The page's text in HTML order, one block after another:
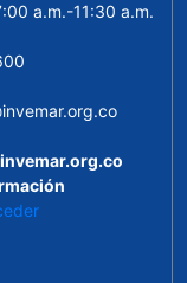
a.m.-11:30 a.m.